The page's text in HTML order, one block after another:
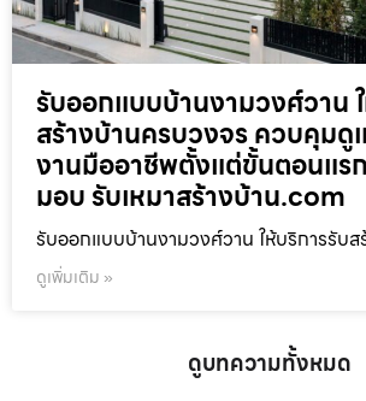
รับออกแบบบ้านงามวงศ์วาน
สร้างบ้านครบวงจร ควบคุมดู
งานมืออาชีพตั้งแต่ขั้นตอนแร
มอบ รับเหมาสร้างบ้าน.com
รับออกแบบบ้านงามวงศ์วาน ให้บริการรับส
ดูเพิ่มเติม »
ดูบทความทั้งหมด